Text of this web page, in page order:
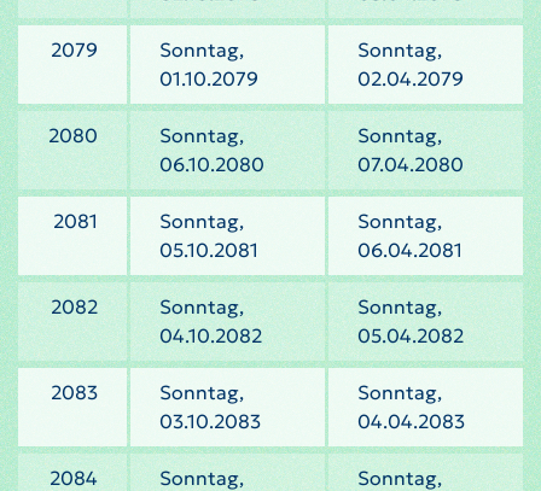
2079
Sonntag,
01.10.2079
Sonntag,
02.04.2079
2080
Sonntag,
06.10.2080
Sonntag,
07.04.2080
2081
Sonntag,
05.10.2081
Sonntag,
06.04.2081
2082
Sonntag,
04.10.2082
Sonntag,
05.04.2082
2083
Sonntag,
03.10.2083
Sonntag,
04.04.2083
2084
Sonntag,
Sonntag,